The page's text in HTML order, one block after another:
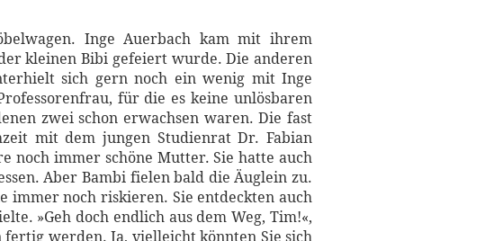
Inge Auerbach kam mit ihrem
kleinen Bibi gefeiert wurde. Die anderen
sich gern noch ein wenig mit Inge
für die es keine unlösbaren
zwei schon erwachsen waren. Die fast
mit dem jungen Studienrat Dr. Fabian
noch immer schöne Mutter. Sie hatte auch
Aber Bambi fielen bald die Äuglein zu.
immer noch riskieren. Sie entdeckten auch
»Geh doch endlich aus dem Weg, Tim!«,
werden. Ja, vielleicht könnten Sie sich